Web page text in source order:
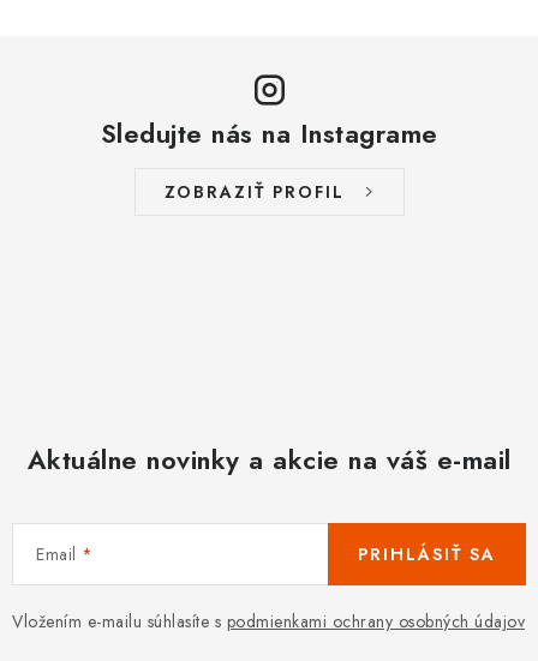
Sledujte nás na Instagrame
ZOBRAZIŤ PROFIL
Aktuálne novinky a akcie na váš e-mail
Email
Vložením e-mailu súhlasíte s podmienkami ochrany osobných údajov
PRIHLÁSIŤ SA